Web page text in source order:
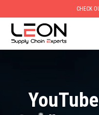
CHECK